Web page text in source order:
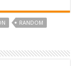
RANDOM